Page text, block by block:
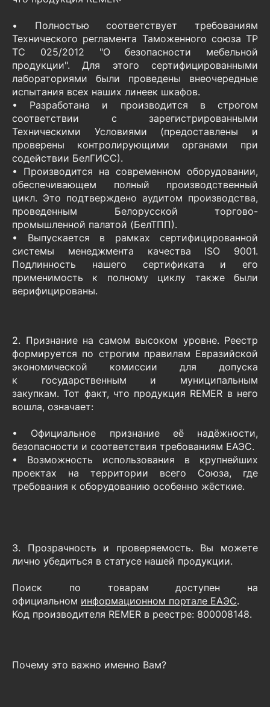
• Полностью соответствует требованиям
Технического регламента Таможенного союза ТР
ТС 025/2012 "О безопасности мебельной
продукции". Для этого сертифицированными
лабораториями были проведены внеочередные
испытания всех наших линеек шкафов.
• Разработана и производится в строгом
соответствии с зарегистрированными
Техническими Условиями (предоставлены и
проверены контролирующими органами при
содействии БелГИСС).
• Производится на современном оборудовании,
обеспечивающем полный производственный
цикл. Это подтверждено аудитом производства,
проведенным Белорусской торгово-
промышленной палатой (БелТПП).
• Выпускается в рамках сертифицированной
системы менеджмента качества ISO 9001.
Подлинность нашего сертификата и его
применимость к полному циклу также были
верифицированы.
2. Признание на самом высоком уровне. Реестр
формируется по строгим правилам Евразийской
экономической комиссии для допуска
к государственным и муниципальным
закупкам. Тот факт, что продукция REMER в него
вошла, означает:
• Официальное признание её надёжности,
безопасности и соответствия требованиям ЕАЭС.
• Возможность использования в крупнейших
проектах на территории всего Союза, где
требования к оборудованию особенно жёсткие.
3. Прозрачность и проверяемость. Вы можете
лично убедиться в статусе нашей продукции.
Поиск по товарам доступен на
официальном информационном портале EAЭC.
Код производителя REMER в реестре: 800008148.
Почему это важно именно Вам?